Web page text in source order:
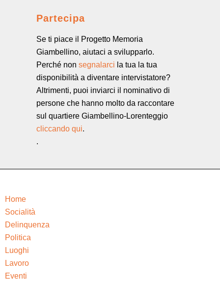
Partecipa
Se ti piace il Progetto Memoria
Giambellino, aiutaci a svilupparlo.
Perché non segnalarci la tua la tua
disponibilità a diventare intervistatore?
Altrimenti, puoi inviarci il nominativo di
persone che hanno molto da raccontare
sul quartiere Giambellino-Lorenteggio
cliccando qui.
.
Home
Socialità
Delinquenza
Politica
Luoghi
Lavoro
Eventi